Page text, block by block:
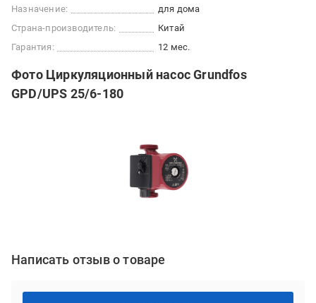
Назначение:
для дома
Страна-производитель:
Китай
Гарантия:
12 мес.
Фото Циркуляционный насос Grundfos
GPD/UPS 25/6-180
Написать отзыв о товаре